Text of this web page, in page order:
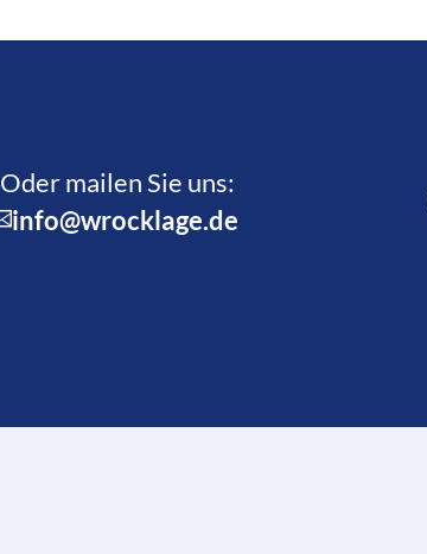
Oder mailen Sie uns:
info@wrocklage.de